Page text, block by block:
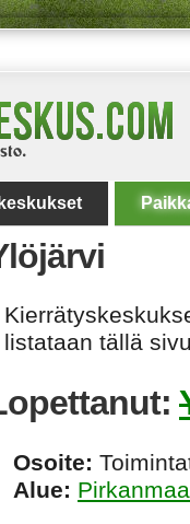
listataan tällä
Osoite:
Alue: Pirkanmaa